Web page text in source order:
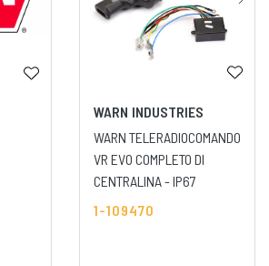
WARN INDUSTRIES
WARN TELERADIOCOMANDO
VR EVO COMPLETO DI
CENTRALINA - IP67
1-109470